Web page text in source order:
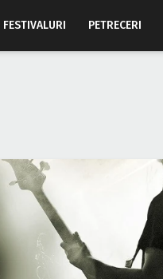
FESTIVALURI PETRECERI